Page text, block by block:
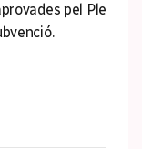
pel Ple